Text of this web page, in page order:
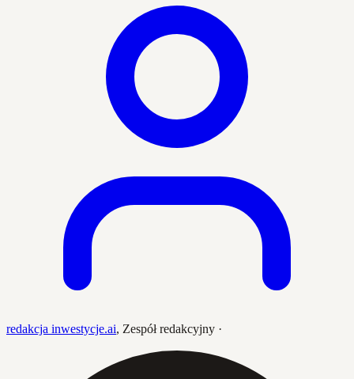
redakcja inwestycje.ai, Zespół redakcyjny ·